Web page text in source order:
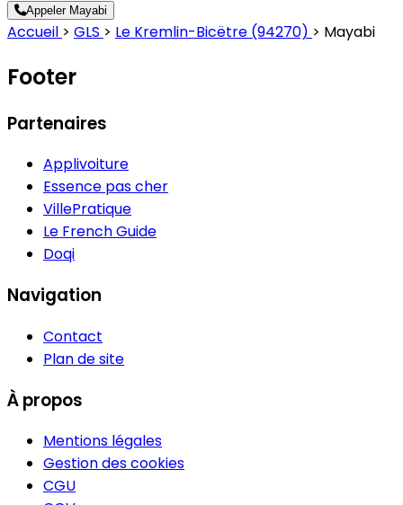
Appeler Mayabi
Accueil > GLS > Le Kremlin-Bicëtre (94270) > Mayabi
Footer
Partenaires
Applivoiture
Essence pas cher
VillePratique
Le French Guide
Doqi
Navigation
Contact
Plan de site
À propos
Mentions légales
Gestion des cookies
CGU